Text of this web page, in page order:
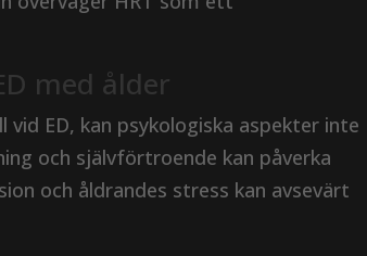
med ålder
ED, kan psykologiska aspekter inte
och självförtroende kan påverka
och åldrandes stress kan avsevärt